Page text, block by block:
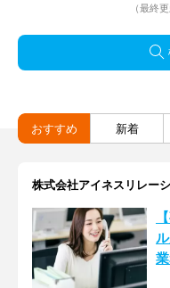
（最終
おすすめ 新着
株式会社アイネスリレー